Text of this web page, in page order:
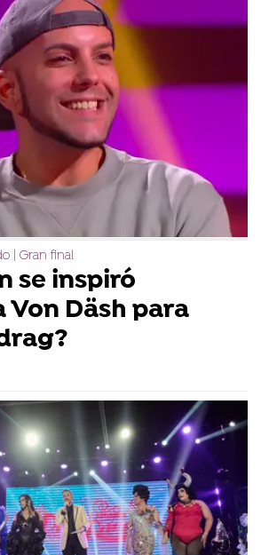
| Gran final
se inspiró
Däsh para